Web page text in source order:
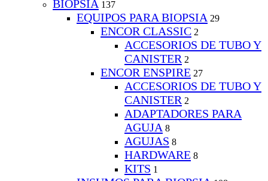
BIOPSIA 137
EQUIPOS PARA BIOPSIA 29
ENCOR CLASSIC 2
ACCESORIOS DE TUBO Y
CANISTER 2
ENCOR ENSPIRE 27
ACCESORIOS DE TUBO Y
CANISTER 2
ADAPTADORES PARA
AGUJA 8
AGUJAS 8
HARDWARE 8
KITS 1